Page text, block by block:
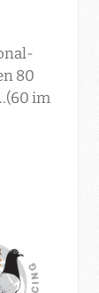
80
im